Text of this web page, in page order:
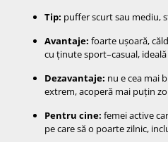
Tip: puffer scurt sau mediu,
Avantaje: foarte ușoară,
cu ținute sport–casual,
Dezavantaje: nu e cea mai
extrem, acoperă mai puțin
Pentru cine: femei active
pe care să o poarte zilnic,